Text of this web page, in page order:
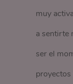
muy
a sentirte
ser el